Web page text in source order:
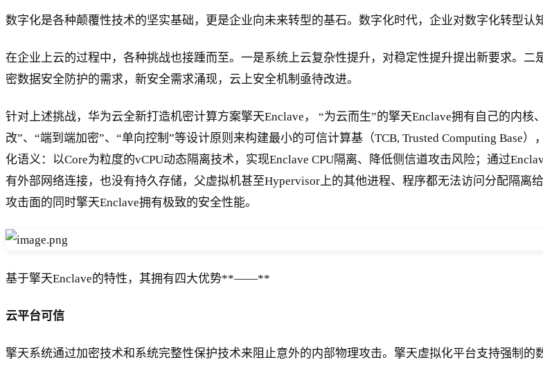
数字化是各种颠覆性技术的坚实基础，更是企业向未来转型的基石。数字化时代，企业对数字化转型认
在企业上云的过程中，各种挑战也接踵而至。一是系统上云复杂性提升，对稳定性提升提出新要求。
密数据安全防护的需求，新安全需求涌现，云上安全机制亟待改进。
针对上述挑战，华为云全新打造机密计算方案擎天Enclave， “为云而生”的擎天Enclave拥有自己的内
改”、“端到端加密”、“单向控制”等设计原则来构建最小的可信计算基（TCB, Trusted Computing Base
化语义：以Core为粒度的vCPU动态隔离技术，实现Enclave CPU隔离、降低侧信道攻击风险；通过
有外部网络连接，也没有持久存储，父虚拟机甚至Hypervisor上的其他进程、程序都无法访问分配隔离
攻击面的同时擎天Enclave拥有极致的安全性能。
基于擎天Enclave的特性，其拥有四大优势**——**
云平台可信
擎天系统通过加密技术和系统完整性保护技术来阻止意外的内部物理攻击。擎天虚拟化平台支持强制的